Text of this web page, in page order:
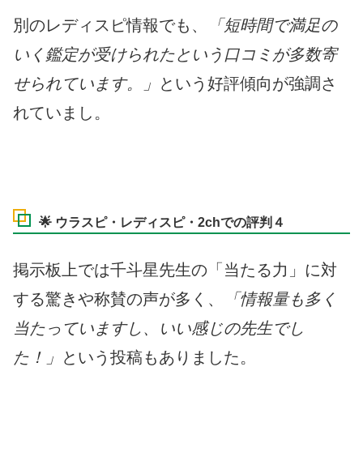
別のレディスピ情報でも、
「短時間で満足の
いく鑑定が受けられたという口コミが多数寄
せられています。」 という好評傾向が強調さ
れていまし。
🌟 ウラスピ・レディスピ・2chでの評判４
掲示板上では千斗星先生の「当たる力」に対
する驚きや称賛の声が多く、
「情報量も多く
当たっていますし、いい感じの先生でし
た！」 という投稿もありました。